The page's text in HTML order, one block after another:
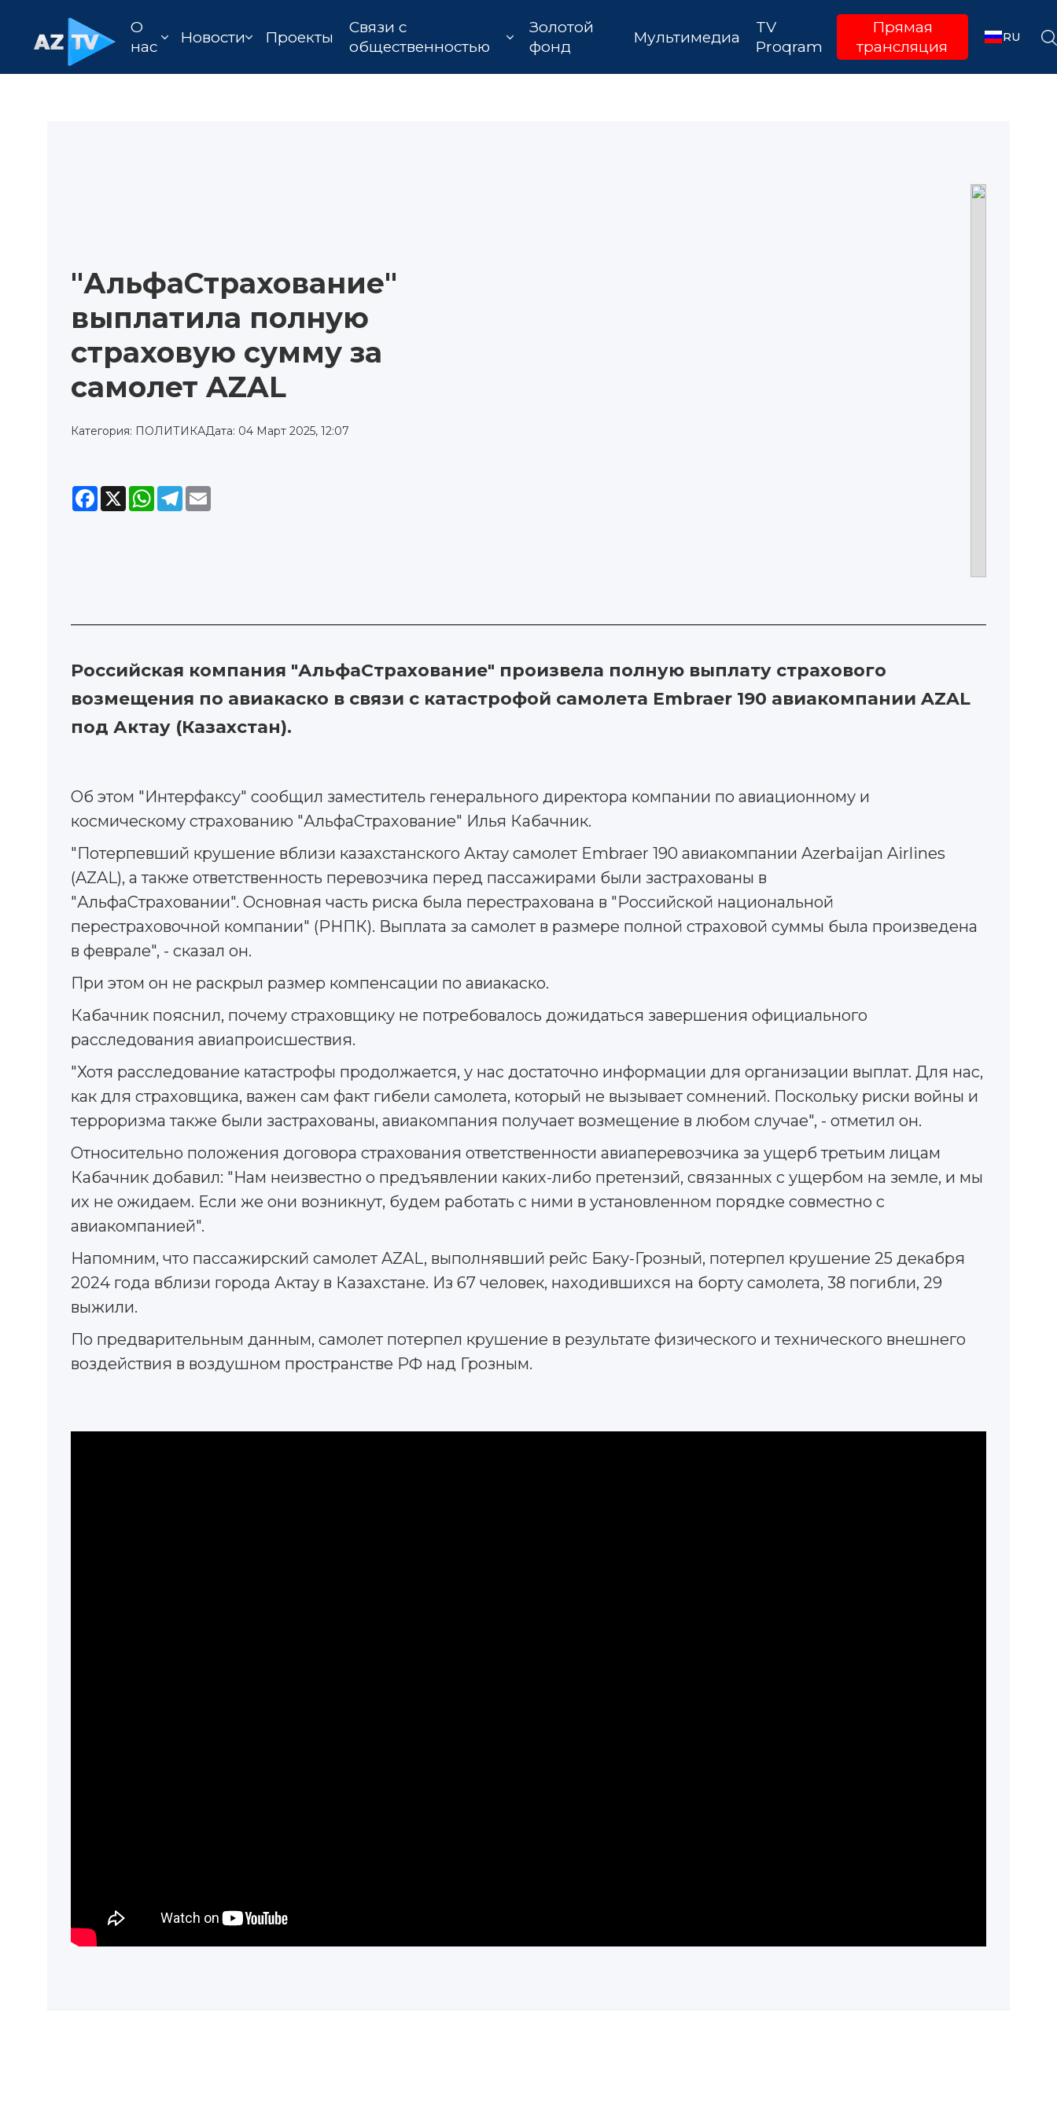
О
нас
Новости Проекты
Связи с
общественностью
Золотой
фонд
Мультимедиа
TV
Proqram
Прямая
трансляция
RU
"АльфаСтрахование"
выплатила полную
страховую сумму за
самолет AZAL
Категория: ПОЛИТИКАДата: 04 Март 2025, 12:07
Facebook
X WhatsApp
Telegram
Российская компания "АльфаСтрахование" произвела полную выплату страхового
возмещения по авиакаско в связи с катастрофой самолета Embraer 190 авиакомпании AZAL
под Актау (Казахстан).
Oб этом "Интерфаксу" сообщил заместитель генерального директора компании по авиационному и
космическому страхованию "АльфаСтрахование" Илья Кабачник.
"Потерпевший крушение вблизи казахстанского Актау самолет Embraer 190 авиакомпании Azerbaijan Airlines
(AZAL), а также ответственность перевозчика перед пассажирами были застрахованы в
"АльфаСтраховании". Основная часть риска была перестрахована в "Российской национальной
перестраховочной компании" (РНПК). Выплата за самолет в размере полной страховой суммы была произведена
в феврале", - сказал он.
При этом он не раскрыл размер компенсации по авиакаско.
Кабачник пояснил, почему страховщику не потребовалось дожидаться завершения официального
расследования авиапроисшествия.
"Хотя расследование катастрофы продолжается, у нас достаточно информации для организации выплат. Для нас,
как для страховщика, важен сам факт гибели самолета, который не вызывает сомнений. Поскольку риски войны и
терроризма также были застрахованы, авиакомпания получает возмещение в любом случае", - отметил он.
Относительно положения договора страхования ответственности авиаперевозчика за ущерб третьим лицам
Кабачник добавил: "Нам неизвестно о предъявлении каких-либо претензий, связанных с ущербом на земле, и мы
их не ожидаем. Если же они возникнут, будем работать с ними в установленном порядке совместно с
авиакомпанией".
Напомним, что пассажирский самолет AZAL, выполнявший рейс Баку-Грозный, потерпел крушение 25 декабря
2024 года вблизи города Актау в Казахстане. Из 67 человек, находившихся на борту самолета, 38 погибли, 29
выжили.
По предварительным данным, самолет потерпел крушение в результате физического и технического внешнего
воздействия в воздушном пространстве РФ над Грозным.